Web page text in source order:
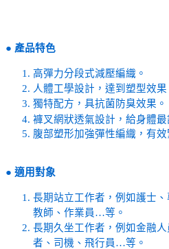
● 產品特色
高彈力分段式減壓編織。
人體工學設計，達到塑型效果
獨特配方，具抗菌防臭效果。
褲叉網狀透氣設計，給身體最
腹部塑形加強彈性編織，有效
● 適用對象
長期站立工作者，例如護士
教師、作業員…等。
長期久坐工作者，例如金融
者、司機、飛行員…等。